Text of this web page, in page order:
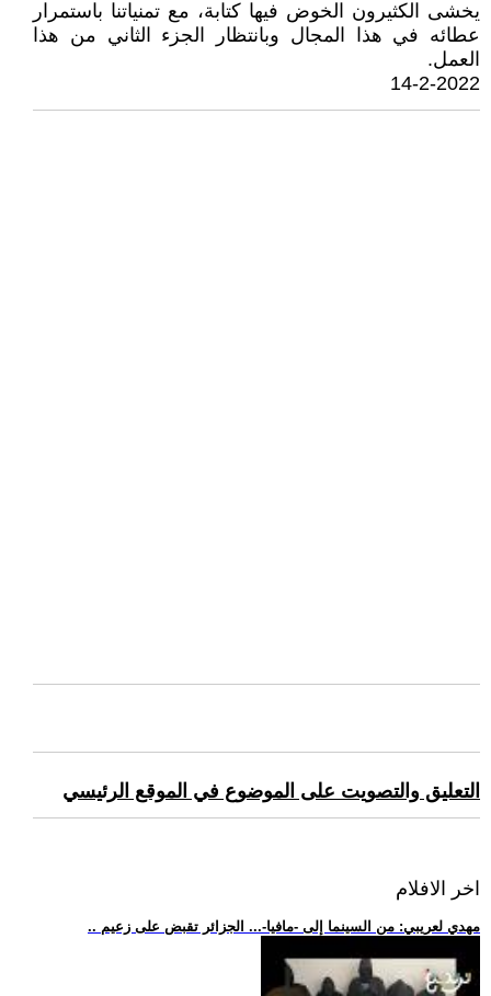
يخشى الكثيرون الخوض فيها كتابة، مع تمنياتنا باستمرار
عطائه في هذا المجال وبانتظار الجزء الثاني من هذا
العمل.
14-2-2022
التعليق والتصويت على الموضوع في الموقع الرئيسي
اخر الافلام
.. مهدي لعريبي: من السينما إلى -مافيا-... الجزائر تقبض على زعيم